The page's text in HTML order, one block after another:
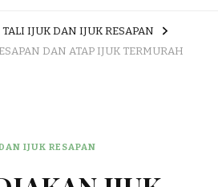
IJUK DAN IJUK RESAPAN
DAN ATAP IJUK TERMURAH
IJUK RESAPAN